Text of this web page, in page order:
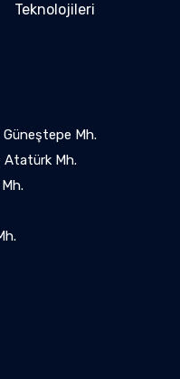
Teknolojileri
Mh.
Mh.